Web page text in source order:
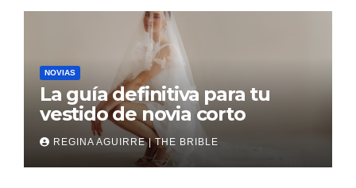
NOVIAS
La guía definitiva para tu
vestido de novia corto
REGINA AGUIRRE | THE BRIBLE